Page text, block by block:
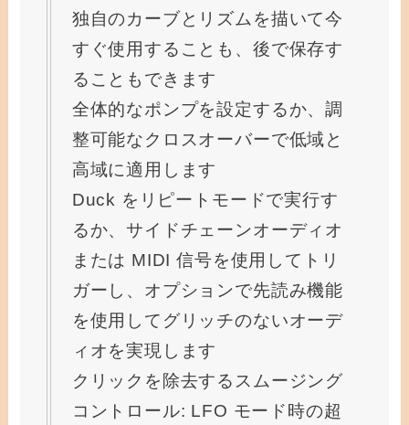
独自のカーブとリズムを描いて今
すぐ使用することも、後で保存す
ることもできます
全体的なポンプを設定するか、調
整可能なクロスオーバーで低域と
高域に適用します
Duck をリピートモードで実行す
るか、サイドチェーンオーディオ
または MIDI 信号を使用してトリ
ガーし、オプションで先読み機能
を使用してグリッチのないオーデ
ィオを実現します
クリックを除去するスムージング
コントロール: LFO モード時の超